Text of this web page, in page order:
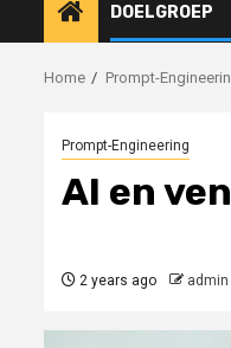
DOELGROEP
Home Prompt-
Prompt-Engineering
AI en
2 years ago admin